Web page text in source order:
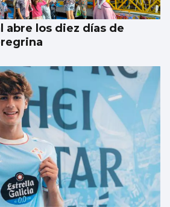
abre los diez días de